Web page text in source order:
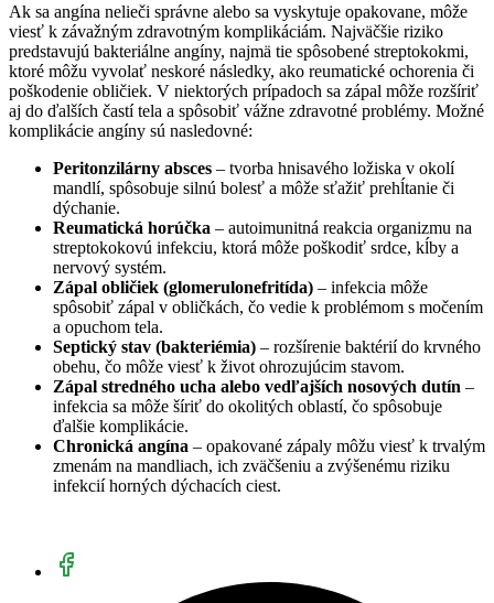
Ak sa angína nelieči správne alebo sa vyskytuje opakovane, môže
viesť k závažným zdravotným komplikáciám. Najväčšie riziko
predstavujú bakteriálne angíny, najmä tie spôsobené streptokokmi,
ktoré môžu vyvolať neskoré následky, ako reumatické ochorenia či
poškodenie obličiek. V niektorých prípadoch sa zápal môže rozšíriť
aj do ďalších častí tela a spôsobiť vážne zdravotné problémy. Možné
komplikácie angíny sú nasledovné:
Peritonzilárny absces – tvorba hnisavého ložiska v okolí
mandlí, spôsobuje silnú bolesť a môže sťažiť prehĺtanie či
dýchanie.
Reumatická horúčka – autoimunitná reakcia organizmu na
streptokokovú infekciu, ktorá môže poškodiť srdce, kĺby a
nervový systém.
Zápal obličiek (glomerulonefritída) – infekcia môže
spôsobiť zápal v obličkách, čo vedie k problémom s močením
a opuchom tela.
Septický stav (bakteriémia) – rozšírenie baktérií do krvného
obehu, čo môže viesť k život ohrozujúcim stavom.
Zápal stredného ucha alebo vedľajších nosových dutín –
infekcia sa môže šíriť do okolitých oblastí, čo spôsobuje
ďalšie komplikácie.
Chronická angína – opakované zápaly môžu viesť k trvalým
zmenám na mandliach, ich zväčšeniu a zvýšenému riziku
infekcií horných dýchacích ciest.